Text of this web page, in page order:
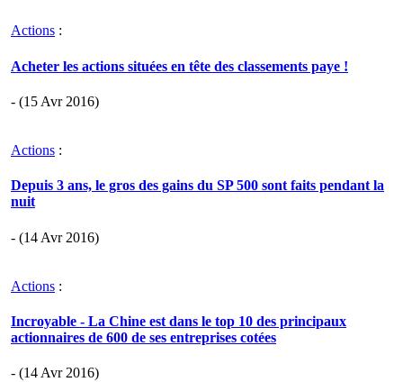
Actions :
Acheter les actions situées en tête des classements paye !
- (15 Avr 2016)
Actions :
Depuis 3 ans, le gros des gains du SP 500 sont faits pendant la
nuit
- (14 Avr 2016)
Actions :
Incroyable - La Chine est dans le top 10 des principaux
actionnaires de 600 de ses entreprises cotées
- (14 Avr 2016)